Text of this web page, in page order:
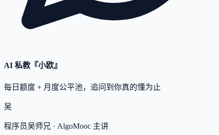
AI 私教『小欧』
每日额度 + 月度公平池，追问到你真的懂为止
吴
程序员吴师兄 · AlgoMooc 主讲